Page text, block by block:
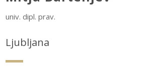
univ. dipl. prav.
Ljubljana